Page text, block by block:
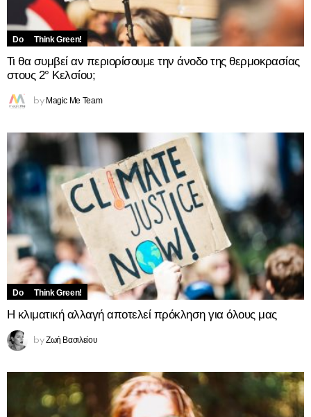
Do Think Green!
Τι θα συμβεί αν περιορίσουμε την άνοδο της θερμοκρασίας
στους 2° Κελσίου;
by Magic Me Team
Do Think Green!
Η κλιματική αλλαγή αποτελεί πρόκληση για όλους μας
by Ζωή Βασιλείου